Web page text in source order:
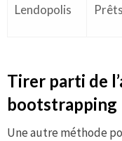
Lendopolis Prêts
Tirer parti de
bootstrapping
Une autre méthode